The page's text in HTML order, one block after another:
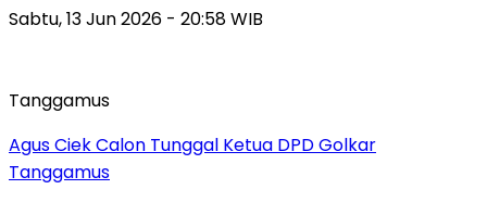
Sabtu, 13 Jun 2026 - 20:58 WIB
Tanggamus
Agus Ciek Calon Tunggal Ketua DPD Golkar
Tanggamus